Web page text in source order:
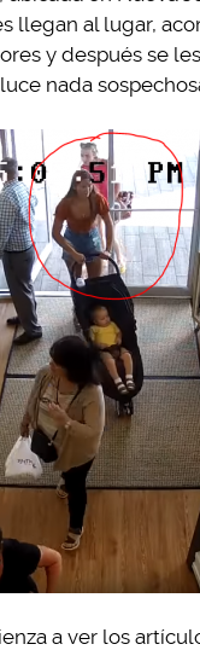
al lugar,
y después se
nada
a ver los